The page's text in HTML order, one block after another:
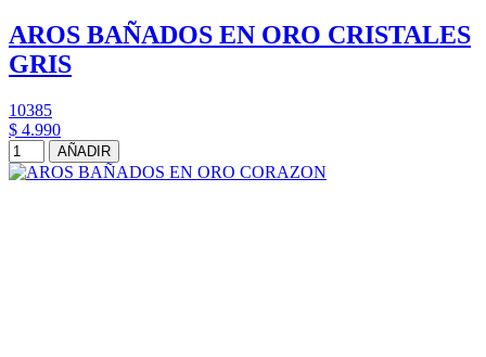
AROS BAÑADOS EN ORO CRISTALES
GRIS
10385
$ 4.990
AÑADIR